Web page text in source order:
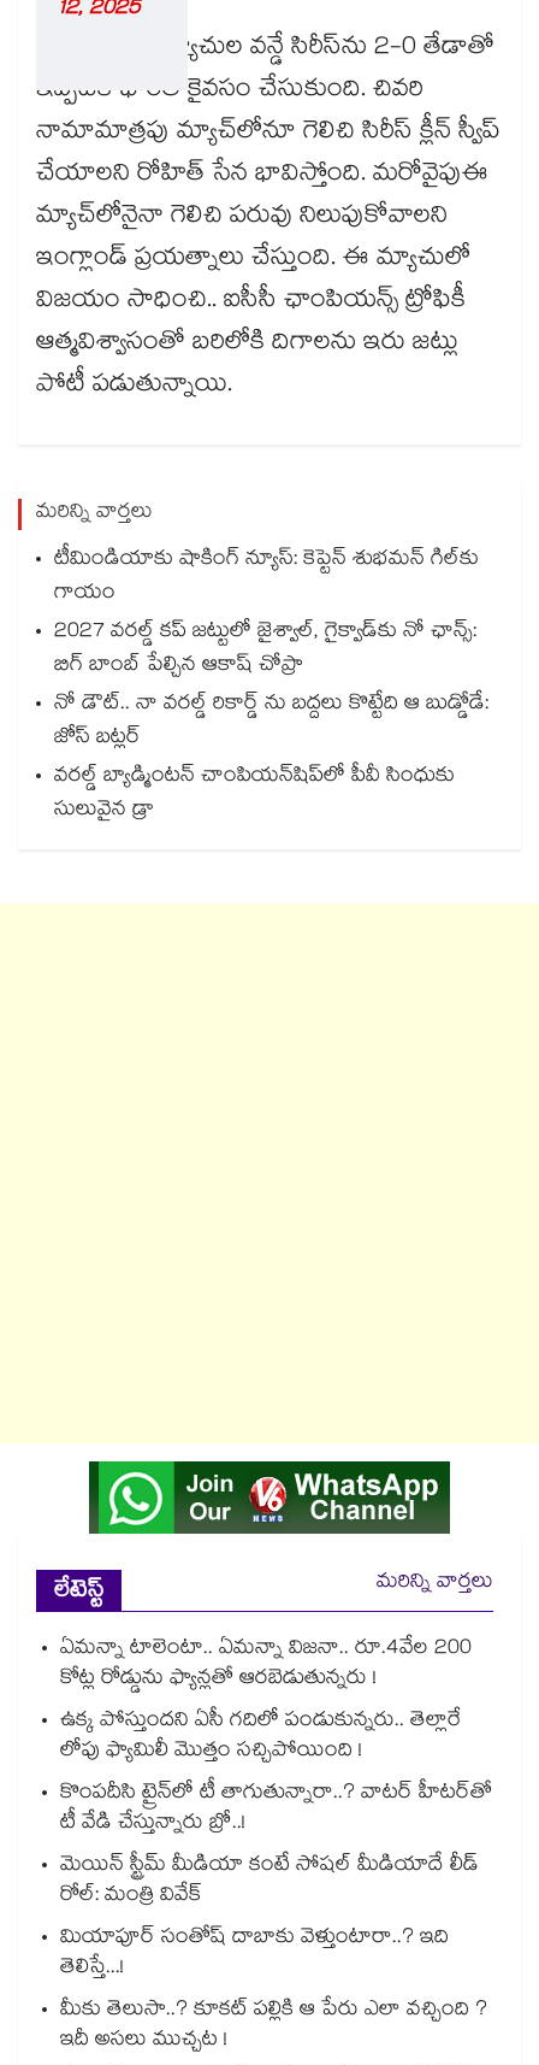
12, 2025
ఇక, మూడు మ్యాచుల వన్డే సిరీస్‎ను 2-0 తేడాతో
ఇప్పటికే భారత్ కైవసం చేసుకుంది. చివరి
నామామాత్రపు మ్యాచ్‎లోనూ గెలిచి సిరీస్ క్లీన్ స్వీప్
చేయాలని రోహిత్ సేన భావిస్తోంది. మరోవైపుఈ
మ్యాచ్‎లోనైనా గెలిచి పరువు నిలుపుకోవాలని
ఇంగ్లాండ్ ప్రయత్నాలు చేస్తుంది. ఈ మ్యాచులో
విజయం సాధించి.. ఐసీసీ ఛాంపియన్స్ ట్రోఫికీ
ఆత్మవిశ్వాసంతో బరిలోకి దిగాలను ఇరు జట్లు
పోటీ పడుతున్నాయి.
మరిన్ని వార్తలు
టీమిండియాకు షాకింగ్ న్యూస్: కెప్టెన్ శుభమన్ గిల్‎కు
గాయం
2027 వరల్డ్ కప్‎ జట్టులో జైశ్వాల్, గైక్వాడ్‎కు నో ఛాన్స్:
బిగ్ బాంబ్ పేల్చిన ఆకాష్ చోప్రా
నో డౌట్.. నా వరల్డ్ రికార్డ్ ను బద్దలు కొట్టేది ఆ బుడ్డోడే:
జోస్ బట్లర్
వరల్డ్ బ్యాడ్మింటన్ చాంపియన్‌షిప్‌లో పీవీ సింధుకు
సులువైన డ్రా
లేటెస్ట్
మరిన్ని వార్తలు
ఏమన్నా టాలెంటా.. ఏమన్నా విజనా.. రూ.4వేల 200
కోట్ల రోడ్డును ఫ్యాన్లతో ఆరబెడుతున్నరు !
ఉక్క పోస్తుందని ఏసీ గదిలో పండుకున్నరు.. తెల్లారే
లోపు ఫ్యామిలీ మొత్తం సచ్చిపోయింది !
కొంపదీసి ట్రైన్⁬లో టీ తాగుతున్నారా..? వాటర్ హీటర్⁭⁭తో
టీ వేడి చేస్తున్నారు బ్రో..!
మెయిన్ స్ట్రీమ్ మీడియా కంటే సోషల్ మీడియాదే లీడ్
రోల్: మంత్రి వివేక్
మియాపూర్ సంతోష్ దాబాకు వెళ్తుంటారా..? ఇది
తెలిస్తే...!
మీకు తెలుసా..? కూకట్ పల్లికి ఆ పేరు ఎలా వచ్చింది ?
ఇదీ అసలు ముచ్చట !